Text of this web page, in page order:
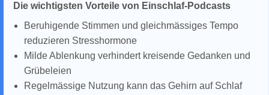
Die wichtigsten Vorteile von Einschlaf-Podcasts
Beruhigende Stimmen und gleichmässiges Tempo
reduzieren Stresshormone
Milde Ablenkung verhindert kreisende Gedanken und
Grübeleien
Regelmässige Nutzung kann das Gehirn auf Schlaf